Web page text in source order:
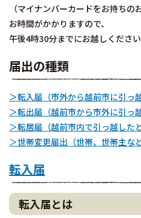
（マイナンバーカードをお持ち
お時間がかかりますので、
午後4時30分までにお越しください
届出の種類
＞転入届（市外から越前市に引っ
＞転出届（越前市から市外に引っ
＞転居届（越前市内で引っ越したと
＞世帯変更届出（世帯、世帯主な
転入届
転入届とは